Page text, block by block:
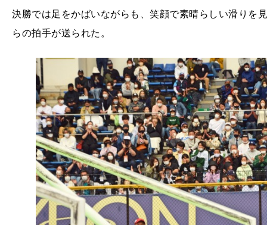
決勝では足をかばいながらも、笑顔で素晴らしい滑りを
らの拍手が送られた。